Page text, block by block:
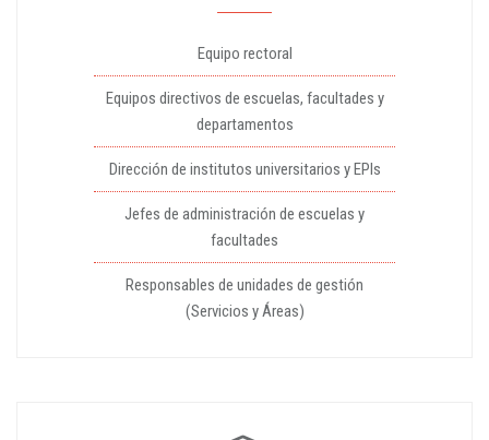
Equipo rectoral
Equipos directivos de escuelas, facultades y
departamentos
Dirección de institutos universitarios y EPIs
Jefes de administración de escuelas y
facultades
Responsables de unidades de gestión
(Servicios y Áreas)